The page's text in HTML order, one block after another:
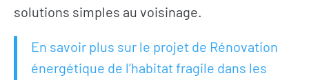
solutions simples au voisinage.
En savoir plus sur le projet de Rénovation
énergétique de l’habitat fragile dans les